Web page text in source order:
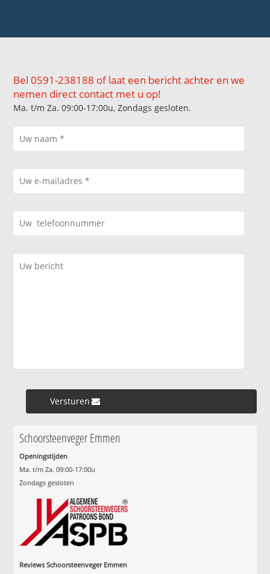
Bel 0591-238188 of laat een bericht achter en we
nemen direct contact met u op!
Ma. t/m Za. 09:00-17:00u, Zondags gesloten.
Versturen »
Schoorsteenveger Emmen
Openingstijden
Ma. t/m Za. 09:00-17:00u
Zondags gesloten
Reviews Schoorsteenveger Emmen